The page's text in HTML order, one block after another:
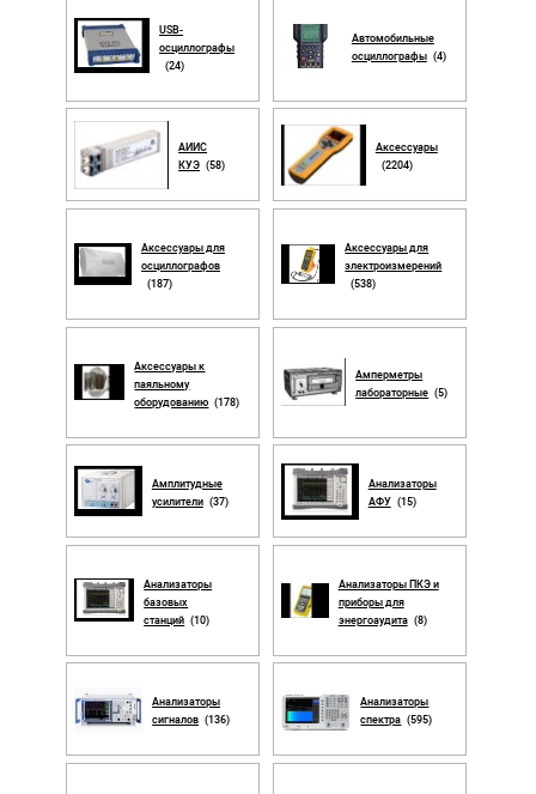
USB-
осциллографы
(24)
Автомобильные
осциллографы (4)
АИИС
КУЭ (58)
Аксессуары
(2204)
Аксессуары для
осциллографов
(187)
Аксессуары для
электроизмерений
(538)
Аксессуары к
паяльному
оборудованию (178)
Амперметры
лабораторные (5)
Амплитудные
усилители (37)
Анализаторы
АФУ (15)
Анализаторы
базовых
станций (10)
Анализаторы ПКЭ и
приборы для
энергоаудита (8)
Анализаторы
сигналов (136)
Анализаторы
спектра (595)